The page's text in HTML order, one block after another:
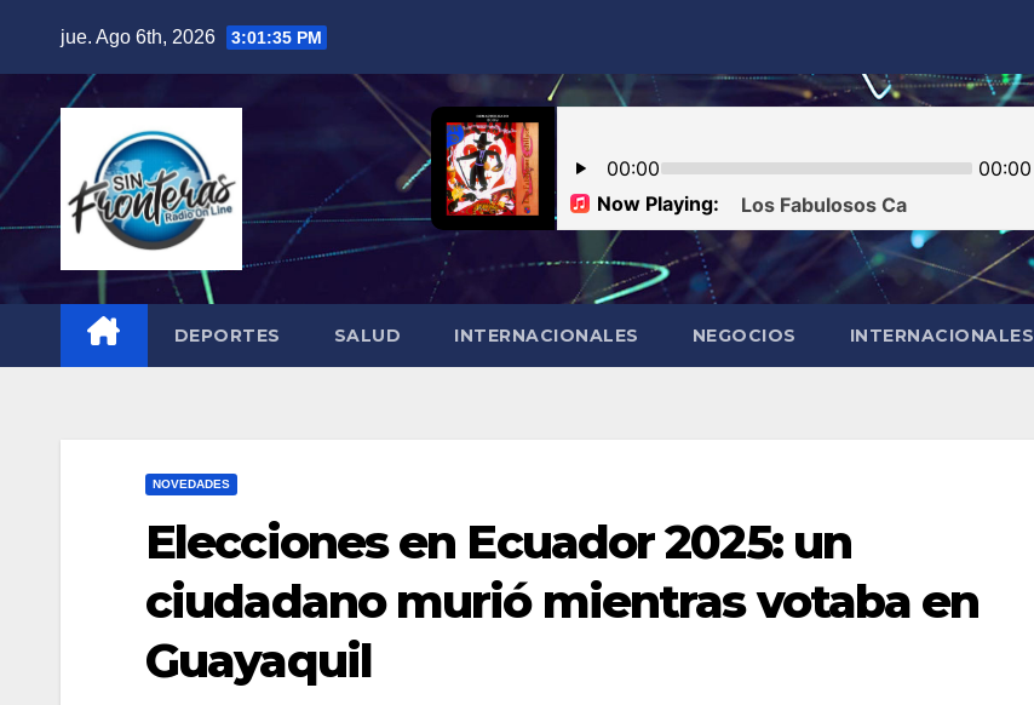
jue. Ago 6th, 2026 3:01:36 PM
DEPORTES SALUD INTERNACIONALES NEGOCIOS INTERNACIONALES
NOVEDADES
Elecciones en Ecuador 2025: un
ciudadano murió mientras votaba en
Guayaquil